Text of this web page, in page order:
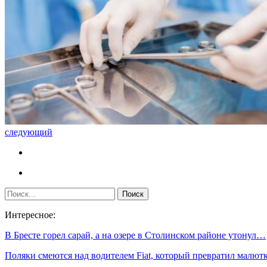
следующий
Интересное:
В Бресте горел сарай, а на озере в Столинском районе утонул…
Поляки смеются над водителем Fiat, который превратил